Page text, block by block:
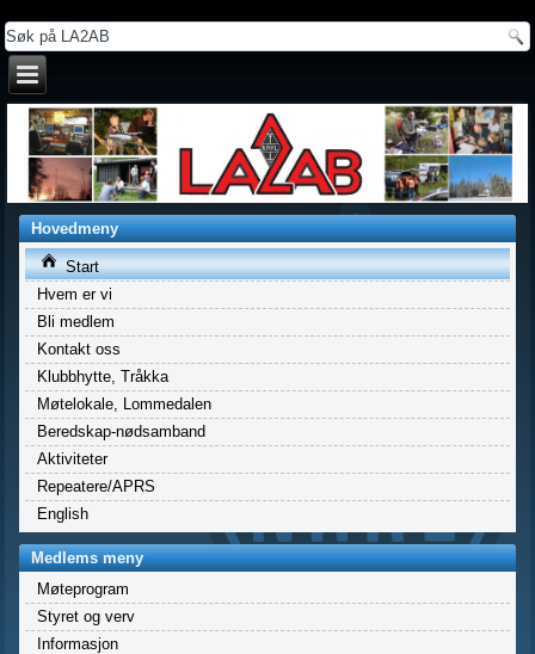
Hovedmeny
Start
Hvem er vi
Bli medlem
Kontakt oss
Klubbhytte, Tråkka
Møtelokale, Lommedalen
Beredskap-nødsamband
Aktiviteter
Repeatere/APRS
English
Medlems meny
Møteprogram
Styret og verv
Informasjon